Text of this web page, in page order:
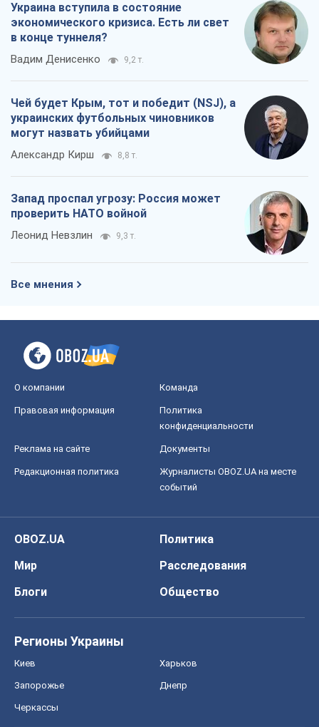
Украина вступила в состояние
экономического кризиса. Есть ли свет
в конце туннеля?
Вадим Денисенко 9,2 т.
Чей будет Крым, тот и победит (NSJ), а
украинских футбольных чиновников
могут назвать убийцами
Александр Кирш 8,8 т.
Запад проспал угрозу: Россия может
проверить НАТО войной
Леонид Невзлин 9,3 т.
Все мнения
О компании Команда
Правовая информация
Политика
конфиденциальности
Реклама на сайте Документы
Редакционная политика
Журналисты OBOZ.UA на месте
событий
OBOZ.UA
Политика
Мир
Расследования
Блоги
Общество
Регионы Украины
Киев Харьков
Запорожье Днепр
Черкассы